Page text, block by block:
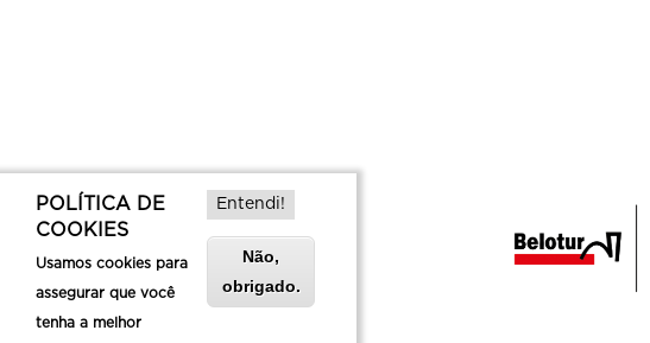
POLÍTICA DE
COOKIES
Usamos cookies para
assegurar que você
tenha a melhor
Entendi!
Não,
obrigado.